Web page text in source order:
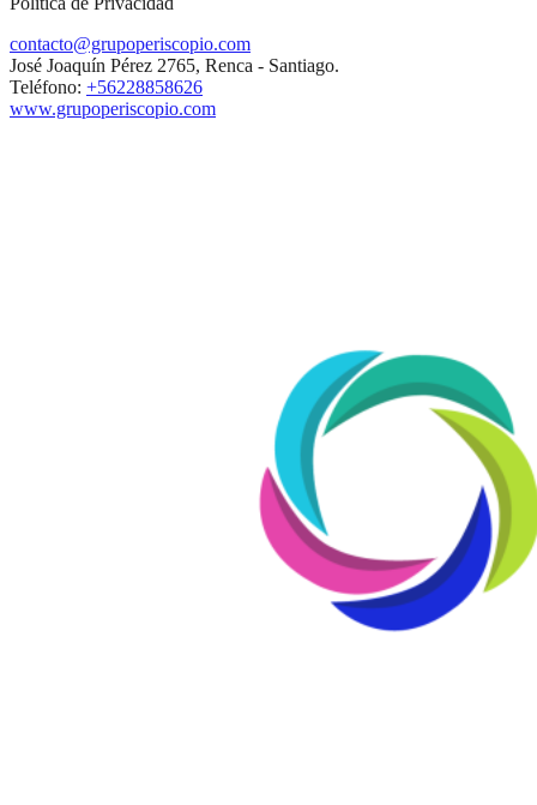
contacto@grupoperiscopio.com
José Joaquín Pérez 2765, Renca - Santiago.
Teléfono: +56228858626
www.grupoperiscopio.com